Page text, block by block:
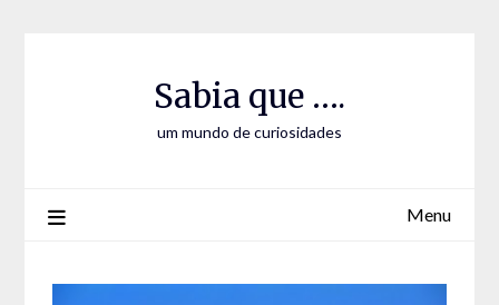
Sabia que ….
um mundo de curiosidades
Menu